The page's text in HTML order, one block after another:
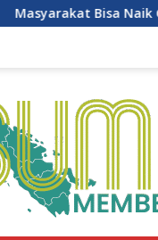
Bisa Naik Gratis!